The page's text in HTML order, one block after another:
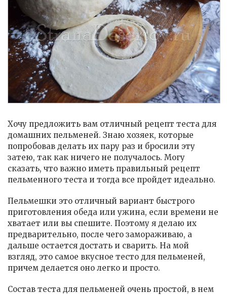
Хочу предложить вам отличный рецепт теста для
домашних пельменей. Знаю хозяек, которые
попробовав делать их пару раз и бросили эту
затею, так как ничего не получалось. Могу
сказать, что важно иметь правильный рецепт
пельменного теста и тогда все пройдет идеально.
Пельмешки это отличный вариант быстрого
приготовления обеда или ужина, если времени не
хватает или вы спешите. Поэтому я делаю их
предварительно, после чего замораживаю, а
дальше остается достать и сварить. На мой
взгляд, это самое вкусное тесто для пельменей,
причем делается оно легко и просто.
Состав теста для пельменей очень простой, в нем